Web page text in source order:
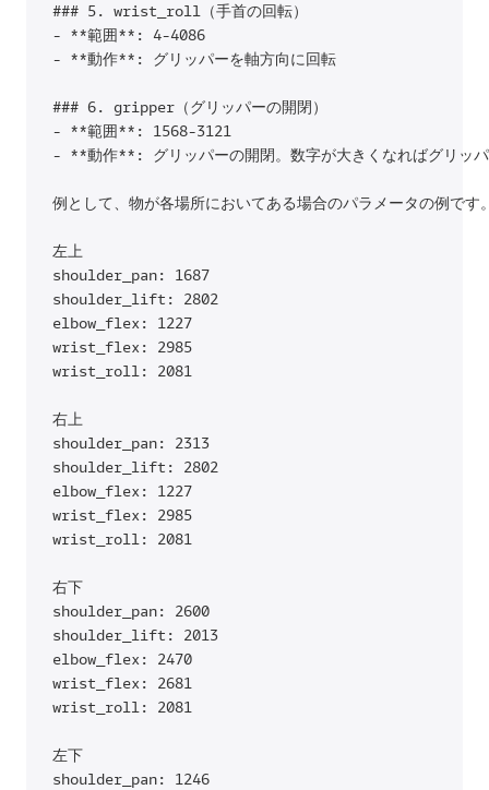
### 5. wrist_roll（手首の回転）
- **範囲**: 4-4086
- **動作**: グリッパーを軸方向に回転
### 6. gripper（グリッパーの開閉）
- **範囲**: 1568-3121
- **動作**: グリッパーの開閉。数字が大きくなればグリッ
例として、物が各場所においてある場合のパラメータの例で
左上
shoulder_pan: 1687
shoulder_lift: 2802
elbow_flex: 1227
wrist_flex: 2985
wrist_roll: 2081
右上
shoulder_pan: 2313
shoulder_lift: 2802
elbow_flex: 1227
wrist_flex: 2985
wrist_roll: 2081
右下
shoulder_pan: 2600
shoulder_lift: 2013
elbow_flex: 2470
wrist_flex: 2681
wrist_roll: 2081
左下
shoulder_pan: 1246